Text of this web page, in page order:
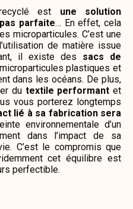
est une solution
pas parfaite… En effet, cela
microparticules. C’est une
de matière issue
il existe des sacs de
plastiques et
dans les océans. De plus,
du textile performant et
vous porterez longtemps
lié à sa fabrication sera
environnementale d’un
dans l’impact de sa
C’est le compromis que
cet équilibre est
perfectible.